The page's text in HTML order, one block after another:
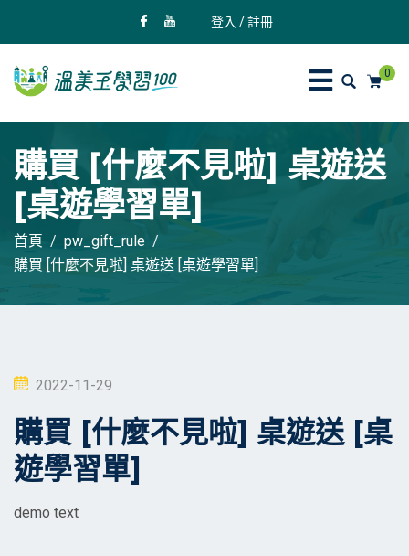
登入 / 註冊
0
購買 [什麼不見啦] 桌遊送
[桌遊學習單]
首頁
pw_gift_rule
購買 [什麼不見啦] 桌遊送 [桌遊學習單]
Posted
2022-11-29
購買 [什麼不見啦] 桌遊送 [桌
遊學習單]
demo text